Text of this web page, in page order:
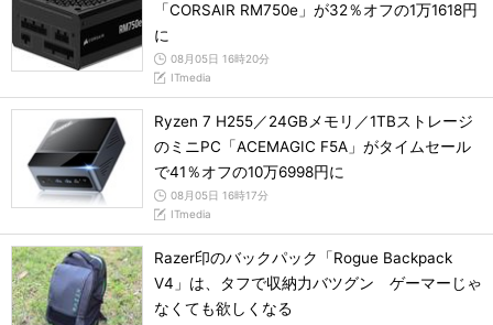
「CORSAIR RM750e」が32％オフの1万1618円
に
08月05日 16時20分
ITmedia
Ryzen 7 H255／24GBメモリ／1TBストレージ
のミニPC「ACEMAGIC F5A」がタイムセール
で41％オフの10万6998円に
08月05日 16時17分
ITmedia
Razer印のバックパック「Rogue Backpack
V4」は、タフで収納力バツグン ゲーマーじゃ
なくても欲しくなる